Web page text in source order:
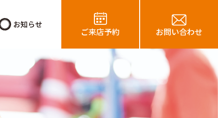
お知らせ
ご来店予約 お問い合わせ